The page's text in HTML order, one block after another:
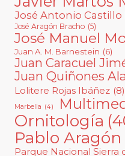
José Antonio Castillo
José Aragón Bracho (5)
José Manuel
Juan A. M. Barnestein (6)
Juan Caracuel
Juan Quiñones
Lolitere Rojas Ibáñez (8)
Marbella (4)
Ornitología
Pablo
Parque Nacional Sierra